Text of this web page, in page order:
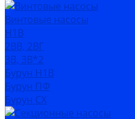
Винтовые насосы
Н1В
2ВВ, 2ВГ
3В, 3В*2
Бурун Н1В
Бурун ПФ
Бурун СХ